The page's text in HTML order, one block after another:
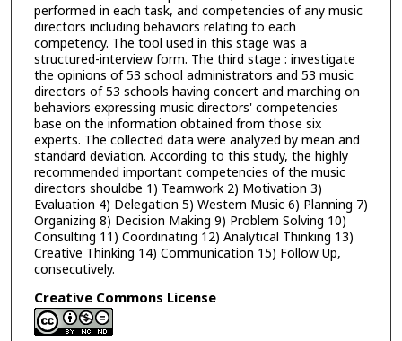
performed in each task, and competencies of any music
directors including behaviors relating to each
competency. The tool used in this stage was a
structured-interview form. The third stage : investigate
the opinions of 53 school administrators and 53 music
directors of 53 schools having concert and marching on
behaviors expressing music directors' competencies
base on the information obtained from those six
experts. The collected data were analyzed by mean and
standard deviation. According to this study, the highly
recommended important competencies of the music
directors shouldbe 1) Teamwork 2) Motivation 3)
Evaluation 4) Delegation 5) Western Music 6) Planning 7)
Organizing 8) Decision Making 9) Problem Solving 10)
Consulting 11) Coordinating 12) Analytical Thinking 13)
Creative Thinking 14) Communication 15) Follow Up,
consecutively.
Creative Commons License